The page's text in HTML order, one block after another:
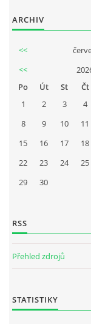
ARCHIV
<<
<<
Po
Út St Čt
1
2 3 4
8
9 10 11
15
16 17 18
22
23 24 25
29
30
RSS
Přehled zdrojů
STATISTIKY